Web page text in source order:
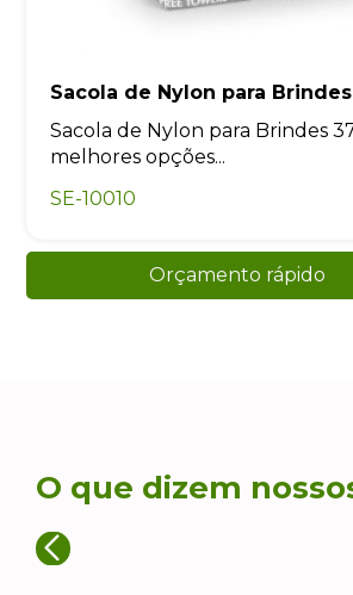
Sacola de Nylon para
Sacola de Nylon para Brindes
melhores opções...
SE-10010
Orçamento rápido
O que dizem